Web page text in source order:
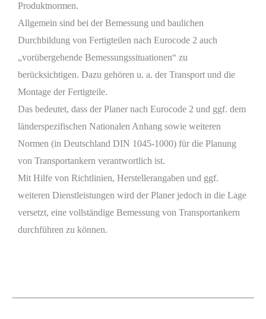
Produktnormen.
Allgemein sind bei der Bemessung und baulichen
Durchbildung von Fertigteilen nach Eurocode 2 auch
„vorübergehende Bemessungssituationen“ zu
berücksichtigen. Dazu gehören u. a. der Transport und die
Montage der Fertigteile.
Das bedeutet, dass der Planer nach Eurocode 2 und ggf. dem
länderspezifischen Nationalen Anhang sowie weiteren
Normen (in Deutschland DIN 1045-1000) für die Planung
von Transportankern verantwortlich ist.
Mit Hilfe von Richtlinien, Herstellerangaben und ggf.
weiteren Dienstleistungen wird der Planer jedoch in die Lage
versetzt, eine vollständige Bemessung von Transportankern
durchführen zu können.